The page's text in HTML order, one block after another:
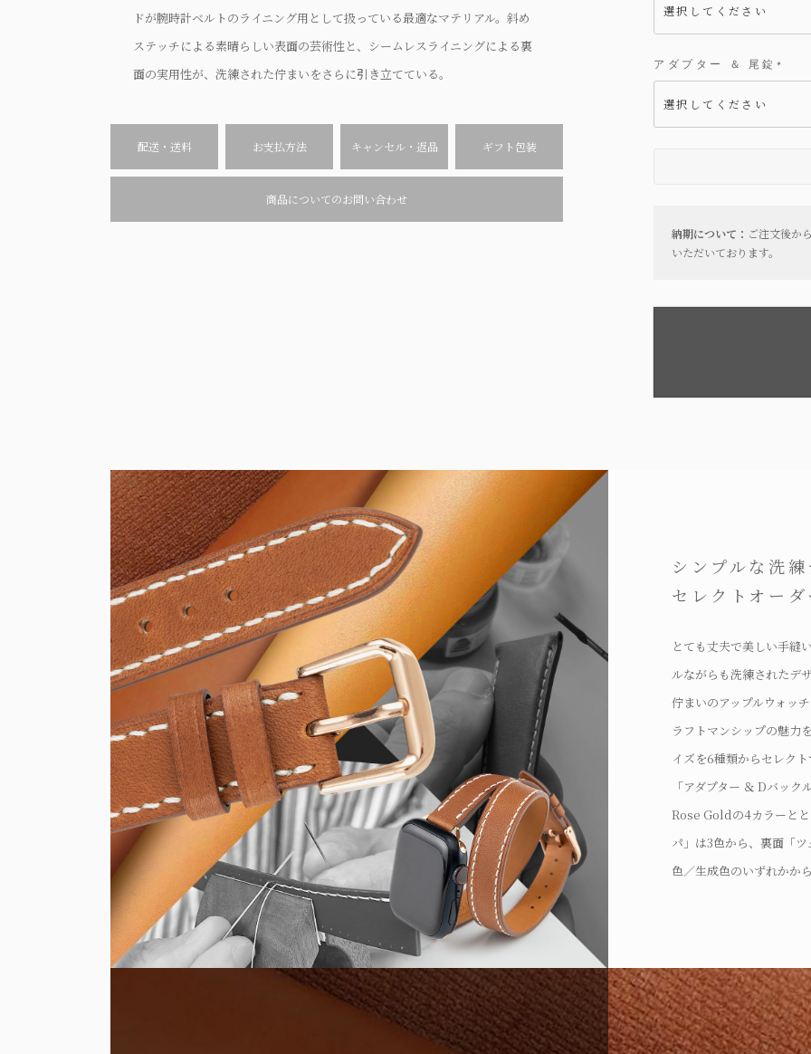
ドが腕時計ベルトのライニング用として扱っている最適なマテリアル。斜め
ステッチによる素晴らしい表面の芸術性と、シームレスライニングによる裏
面の実用性が、洗練された佇まいをさらに引き立てている。
配送・送料 お支払方法 キャンセル・返品 ギフト包装
商品についてのお問い合わせ
アダプター ＆ 尾錠
(
納期について： ご注文後か
いただいております。
シンプルな洗
セレクトオーダ
とても丈夫で美しい手縫
ルながらも洗練されたデ
佇まいのアップルウォッ
ラフトマンシップの魅力
イズを6種類からセレク
「アダプター ＆ Dバッ
Rose Goldの4カラーと
パ」は3色から、裏面「
色／生成色のいずれかか
できます。